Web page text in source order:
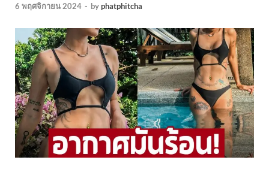
6 พฤศจิกายน 2024 - byphatphitcha